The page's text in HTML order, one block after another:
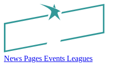
News Pages Events Leagues